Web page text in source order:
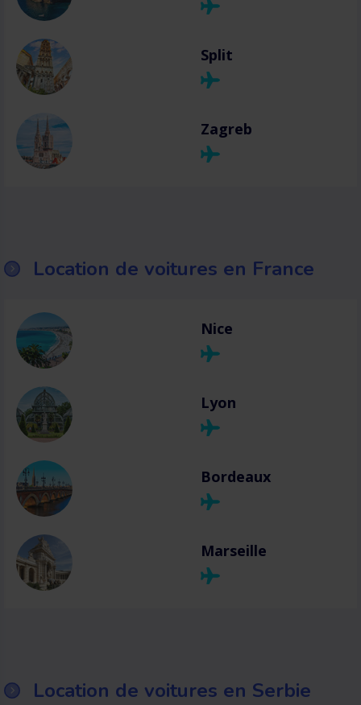
Split
Zagreb
Location de voitures en France
Nice
Lyon
Bordeaux
Marseille
Location de voitures en Serbie